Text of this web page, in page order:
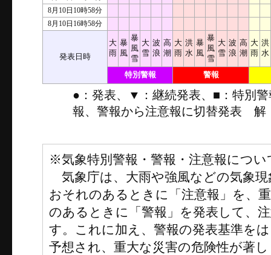
8月10日10時58分
8月10日16時58分
発表日時
大
雨
暴
風
暴
風
雪
大
雪
波
浪
高
潮
大
雨
洪
水
暴
風
暴
風
雪
大
雪
波
浪
高
潮
大
雨
洪
水
特別警報 警報
●：発表、▼：継続発表、■：特別
報、警報から注意報に切替発表 解
※気象特別警報・警報・注意報につい
気象庁は、大雨や強風などの気象
おそれのあるときに「注意報」を、
のあるときに「警報」を発表して、
す。これに加え、警報の発表基準を
予想され、重大な災害の危険性が著